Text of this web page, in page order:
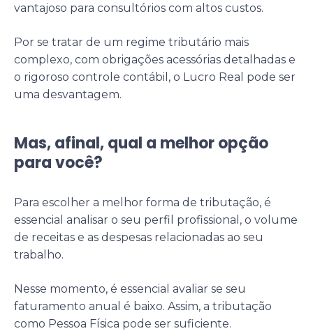
vantajoso para consultórios com altos custos.
Por se tratar de um regime tributário mais
complexo, com obrigações acessórias detalhadas e
o rigoroso controle contábil, o Lucro Real pode ser
uma desvantagem.
Mas, afinal, qual a melhor opção
para você?
Para escolher a melhor forma de tributação, é
essencial analisar o seu perfil profissional, o volume
de receitas e as despesas relacionadas ao seu
trabalho.
Nesse momento, é essencial avaliar se seu
faturamento anual é baixo. Assim, a tributação
como Pessoa Física pode ser suficiente.